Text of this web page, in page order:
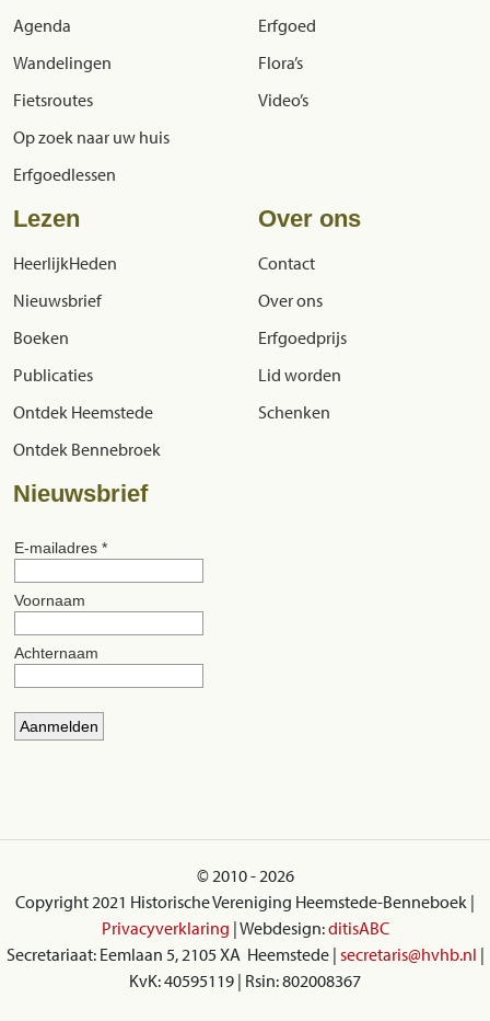
Agenda
Wandelingen
Fietsroutes
Op zoek naar uw huis
Erfgoedlessen
Erfgoed
Flora’s
Video’s
Lezen
HeerlijkHeden
Nieuwsbrief
Boeken
Publicaties
Ontdek Heemstede
Ontdek Bennebroek
Over ons
Contact
Over ons
Erfgoedprijs
Lid worden
Schenken
Nieuwsbrief
© 2010 - 2026
Copyright 2021 Historische Vereniging Heemstede-Benneboek |
Privacyverklaring | Webdesign:ditisABC
Secretariaat: Eemlaan 5, 2105 XA Heemstede | secretaris@hvhb.nl |
KvK: 40595119 | Rsin: 802008367